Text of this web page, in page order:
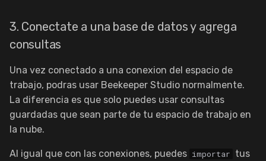
3. Conectate a una base de datos y agrega
consultas
Una vez conectado a una conexion del espacio de
trabajo, podras usar Beekeeper Studio normalmente.
La diferencia es que solo puedes usar consultas
guardadas que sean parte de tu espacio de trabajo en
la nube.
Al igual que con las conexiones, puedes importar tus